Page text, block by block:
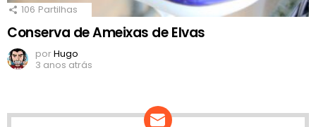
106 Partilhas
Conserva de Ameixas de Elvas
porHugo
3 anos atrás